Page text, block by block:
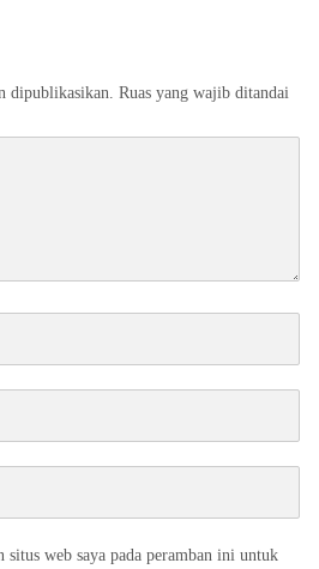
dipublikasikan. Ruas yang wajib ditandai
situs web saya pada peramban ini untuk